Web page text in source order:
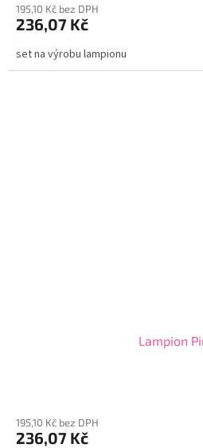
195,10 Kč bez DPH
236,07 Kč
set na výrobu lampionu
Lampion
195,10 Kč bez DPH
236,07 Kč